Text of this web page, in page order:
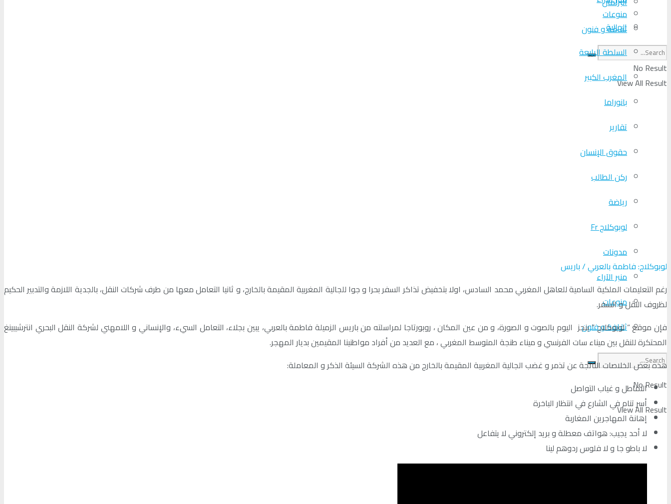
منوعات
ثقافة و فنون
No Result
View All Result
الجالية
السلطة الرابعة
المغرب الكبير
بانوراما
تقارير
حقوق الإنسان
ركن الطالب
رياضة
لوبوكلاج Fr
مدونات
منبر الآراء
منوعات
ثقافة و فنون
No Result
View All Result
لوبوكلاج: فاطمة بالعربي / باريس
رغم التعليمات الملكية السامية للعاهل المغربي محمد السادس، اولا بتخفيض تذاكر السفر بحرا و جوا للجالية المغربية المقيمة بالخارج، و ثانيا التعامل معها من طرف شركات النقل، بالجدية اللازمة والتدبير الحكيم
لظروف النقل و السفر.
فإن موقع ” لوبوكلاج ” ينجز اليوم بالصوت و الصورة، و من عين المكان ، روبورتاجا لمراسلته من باريس الزميلة فاطمة بالعربي، يبين بجلاء، التعامل السيء، والإنساني و اللامهني لشركة النقل البحري انترشيبينغ
المحتكرة للنقل بين ميناء سات الفرنسي و ميناء طنجة المتوسط المغربي ، مع العديد من أفراد مواطنينا المقيمين بديار المهجر.
هذه بعض الخلاصات الناتجة عن تذمر و غضب الجالية المغربية المقيمة بالخارج من هذه الشركة السيئة الذكر و المعاملة:
التماطل و غياب التواصل
أسر تنام في الشارع في انتظار الباخرة
إهانة المهاجرين المغاربة
لا أحد يجيب: هواتف معطلة و بريد إلكتروني لا يتفاعل
لا باطو جا و لا فلوس ردوهم لينا